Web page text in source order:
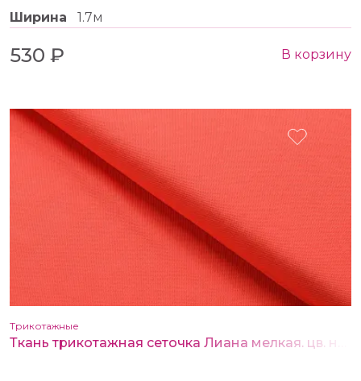
Ширина 1.7м
530 ₽ В корзину
Трикотажные